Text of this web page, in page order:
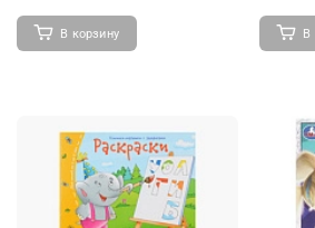
В корзину В